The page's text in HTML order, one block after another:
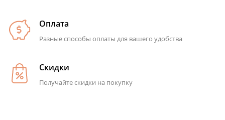
Оплата
Разные способы оплаты для вашего удобства
Скидки
Получайте скидки на покупку